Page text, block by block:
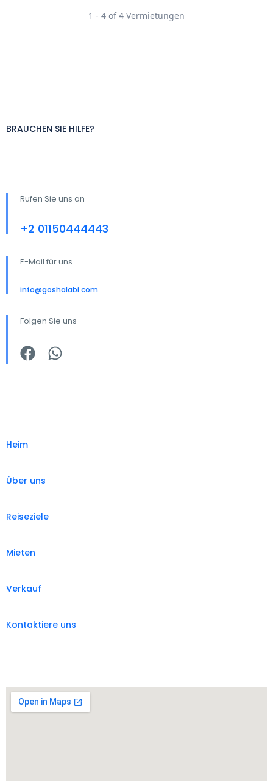
1 - 4 of 4 Vermietungen
BRAUCHEN SIE HILFE?
Rufen Sie uns an
+2 01150444443
E-Mail für uns
info@goshalabi.com
Folgen Sie uns
Heim
Über uns
Reiseziele
Mieten
Verkauf
Kontaktiere uns